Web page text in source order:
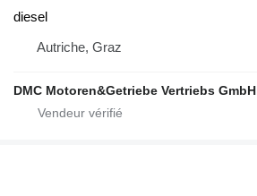
diesel
Autriche, Graz
DMC Motoren&Getriebe Vertriebs GmbH